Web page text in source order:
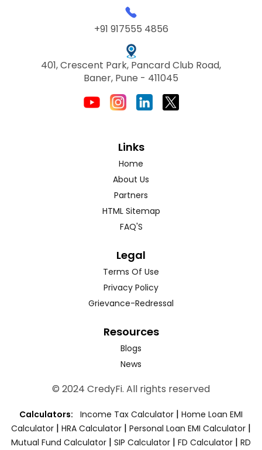
+91 917555 4856
401, Crescent Park, Pancard Club Road,
Baner, Pune - 411045
Links
Home
About Us
Partners
HTML Sitemap
FAQ'S
Legal
Terms Of Use
Privacy Policy
Grievance-Redressal
Resources
Blogs
News
© 2024 CredyFi. All rights reserved
Calculators: Income Tax Calculator | Home Loan EMI
Calculator | HRA Calculator | Personal Loan EMI Calculator |
Mutual Fund Calculator | SIP Calculator | FD Calculator | RD